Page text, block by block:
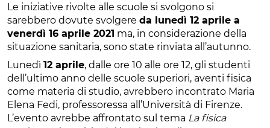
Le iniziative rivolte alle scuole si svolgono si
sarebbero dovute svolgere da lunedì 12 aprile a
venerdì 16 aprile 2021 ma, in considerazione della
situazione sanitaria, sono state rinviata all’autunno.
Lunedì 12 aprile, dalle ore 10 alle ore 12, gli studenti
dell’ultimo anno delle scuole superiori, aventi fisica
come materia di studio, avrebbero incontrato Maria
Elena Fedi, professoressa all’Università di Firenze.
L’evento avrebbe affrontato sul tema La fisica